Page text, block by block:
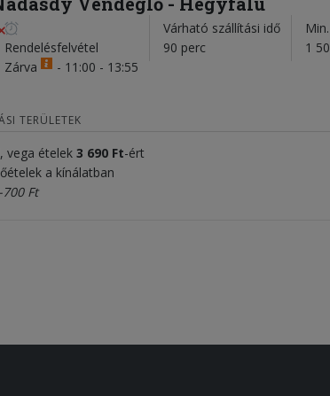
Rendelésfelvétel
Zárva
- 11:00 - 13:55
Várható szállítási idő
90 perc
1
TERÜLETEK
vega ételek 3 690 Ft-ért
a kínálatban
Ft